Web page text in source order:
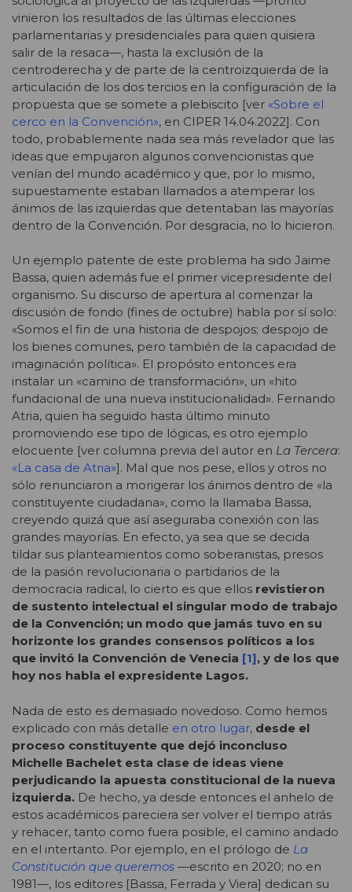
vinieron los resultados de las últimas elecciones
parlamentarias y presidenciales para quien quisiera
salir de la resaca—, hasta la exclusión de la
centroderecha y de parte de la centroizquierda de la
articulación de los dos tercios en la configuración de la
propuesta que se somete a plebiscito [ver «Sobre el
cerco en la Convención», en CIPER 14.04.2022]. Con
todo, probablemente nada sea más revelador que las
ideas que empujaron algunos convencionistas que
venían del mundo académico y que, por lo mismo,
supuestamente estaban llamados a atemperar los
ánimos de las izquierdas que detentaban las mayorías
dentro de la Convención. Por desgracia, no lo hicieron.
Un ejemplo patente de este problema ha sido Jaime
Bassa, quien además fue el primer vicepresidente del
organismo. Su discurso de apertura al comenzar la
discusión de fondo (fines de octubre) habla por sí solo:
«Somos el fin de una historia de despojos; despojo de
los bienes comunes, pero también de la capacidad de
imaginación política». El propósito entonces era
instalar un «camino de transformación», un «hito
fundacional de una nueva institucionalidad». Fernando
Atria, quien ha seguido hasta último minuto
promoviendo ese tipo de lógicas, es otro ejemplo
elocuente [ver columna previa del autor en La Tercera:
«La casa de Atria»]. Mal que nos pese, ellos y otros no
sólo renunciaron a morigerar los ánimos dentro de «la
constituyente ciudadana», como la llamaba Bassa,
creyendo quizá que así aseguraba conexión con las
grandes mayorías. En efecto, ya sea que se decida
tildar sus planteamientos como soberanistas, presos
de la pasión revolucionaria o partidarios de la
democracia radical, lo cierto es que ellos revistieron
de sustento intelectual el singular modo de trabajo
de la Convención; un modo que jamás tuvo en su
horizonte los grandes consensos políticos a los
que invitó la Convención de Venecia [1], y de los que
hoy nos habla el expresidente Lagos.
Nada de esto es demasiado novedoso. Como hemos
explicado con más detalle en otro lugar, desde el
proceso constituyente que dejó inconcluso
Michelle Bachelet esta clase de ideas viene
perjudicando la apuesta constitucional de la nueva
izquierda. De hecho, ya desde entonces el anhelo de
estos académicos pareciera ser volver el tiempo atrás
y rehacer, tanto como fuera posible, el camino andado
en el intertanto. Por ejemplo, en el prólogo de La
Constitución que queremos —escrito en 2020; no en
1981—, los editores [Bassa, Ferrada y Viera] dedican su